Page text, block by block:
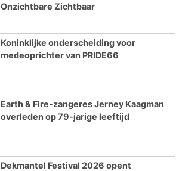
Onzichtbare Zichtbaar
Koninklijke onderscheiding voor
medeoprichter van PRIDE66
Earth & Fire-zangeres Jerney Kaagman
overleden op 79-jarige leeftijd
Dekmantel Festival 2026 opent